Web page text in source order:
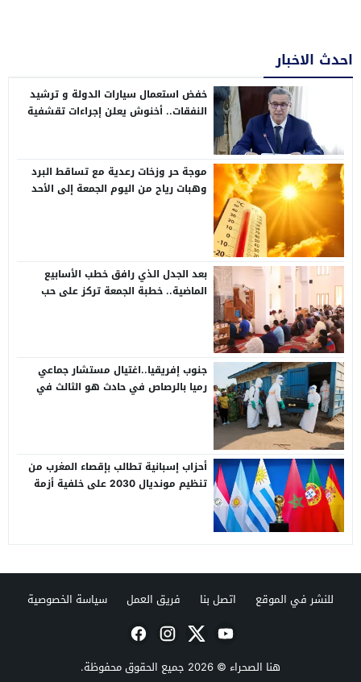
احدث الاخبار
خفض استعمال سيارات الدولة و ترشيد
النفقات.. أخنوش يعلن إجراءات تقشفية
موجة حر وزخات رعدية مع تساقط البرد
وهبات رياح من اليوم الجمعة إلى الأحد
بعد الجدل الذي رافق خطب الأسابيع
الماضية.. خطبة الجمعة تركز على حب
جنوب إفريقيا..اغتيال مستشار جماعي
رميا بالرصاص في حادث هو الثالث في
أحزاب إسبانية تطالب بإقصاء المغرب من
تنظيم مونديال 2030 على خلفية أزمة
للنشر في الموقع اتصل بنا فريق العمل سياسة الخصوصية
هنا الصحراء © 2026 جميع الحقوق محفوظة.